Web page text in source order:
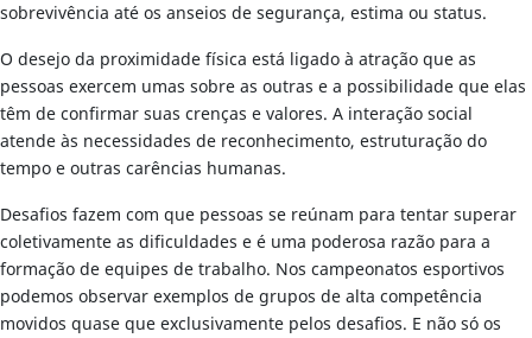
sobrevivência até os anseios de segurança, estima ou status.
O desejo da proximidade física está ligado à atração que as
pessoas exercem umas sobre as outras e a possibilidade que elas
têm de confirmar suas crenças e valores. A interação social
atende às necessidades de reconhecimento, estruturação do
tempo e outras carências humanas.
Desafios fazem com que pessoas se reúnam para tentar superar
coletivamente as dificuldades e é uma poderosa razão para a
formação de equipes de trabalho. Nos campeonatos esportivos
podemos observar exemplos de grupos de alta competência
movidos quase que exclusivamente pelos desafios. E não só os